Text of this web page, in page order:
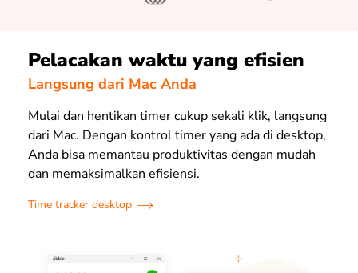
Pelacakan waktu yang efisien
Langsung dari Mac Anda
Mulai dan hentikan timercukup sekali klik, langsung
dari Mac. Dengan kontroltimeryang ada di desktop,
Anda bisa memantau produktivitas dengan mudah
dan memaksimalkan efisiensi.
Time tracker desktop